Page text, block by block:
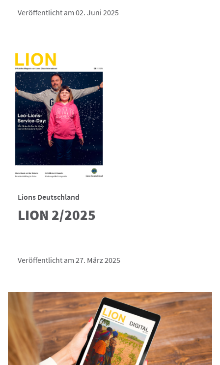
Veröffentlicht am 02. Juni 2025
Lions Deutschland
LION 2/2025
Veröffentlicht am 27. März 2025